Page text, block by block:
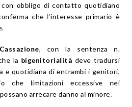
con obbligo di contatto quotidiano
che l’interesse primario è
, con la sentenza n.
la bigenitorialità deve tradursi
e quotidiana di entrambi i genitori,
che limitazioni eccessive nei
arrecare danno al minore.